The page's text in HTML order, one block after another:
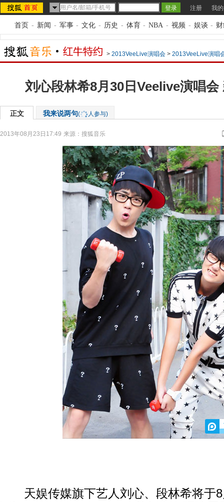
注册 我
首页 - 新闻 - 军事 - 文化 - 历史 - 体育 - NBA - 视频 - 娱谈 -
> 2013VeeLive演唱会 > 2013VeeLive演唱
刘心段林希8月30日Veelive演唱会
正文 我来说两句( 人参与)
2013年08月23日17:49 来源： 搜狐音乐
天娱传媒旗下艺人刘心、段林希将于8